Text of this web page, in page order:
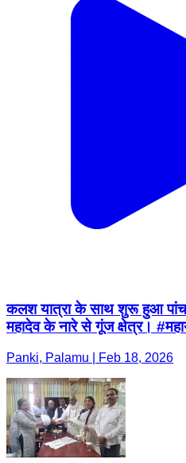
कलश यात्रा के साथ शुरू हुआ पांच
महादेव के नारे से गूंज क्षेत्र।
Panki, Palamu | Feb 18, 2026